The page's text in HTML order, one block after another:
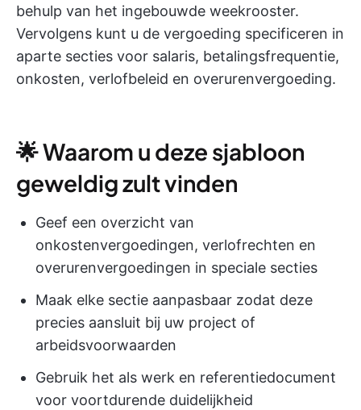
behulp van het ingebouwde weekrooster.
Vervolgens kunt u de vergoeding specificeren in
aparte secties voor salaris, betalingsfrequentie,
onkosten, verlofbeleid en overurenvergoeding.
🌟 Waarom u deze sjabloon
geweldig zult vinden
Geef een overzicht van
onkostenvergoedingen, verlofrechten en
overurenvergoedingen in speciale secties
Maak elke sectie aanpasbaar zodat deze
precies aansluit bij uw project of
arbeidsvoorwaarden
Gebruik het als werk en referentiedocument
voor voortdurende duidelijkheid